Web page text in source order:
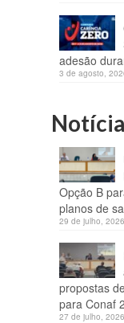
adesão
3 de agosto,
Opção B
planos de
29 de julho, 2026
propostas
para Conaf
27 de julho, 2026